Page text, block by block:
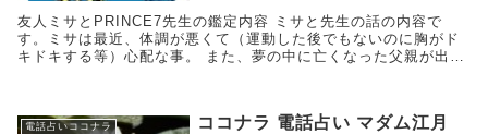
友人ミサとPRINCE7先生の鑑定内容 ミサと先生の話の内容で
す。ミサは最近、体調が悪くて（運動した後でもないのに胸がド
キドキする等）心配な事。 また、夢の中に亡くなった父親が出て
電話占いココナラ
ココナラ 電話占い マダム江月